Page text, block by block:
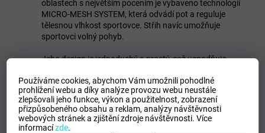
Používáme cookies, abychom Vám umožnili pohodlné
prohlížení webu a díky analýze provozu webu neustále
zlepšovali jeho funkce, výkon a použitelnost,zobrazení
přizpůsobeného obsahu a reklam, analýzy návštěvnosti
webových stránek a zjištění zdroje návštěvnosti.Více
informacízde.
oblastech s největším pocením je vybaveno technologií
MICRO-MESH SYSTEM, která odvádí pot a reguluje
tělesnou vlhkost sportovce. Střih navíc umožňuje
sportovci volný pohyb.
Jeho design je jednoduchý a prostý, což usnadňuje
šatníku každého sportovce.
Sítotiskem potisknuté logo Joma.
Charakteristiky